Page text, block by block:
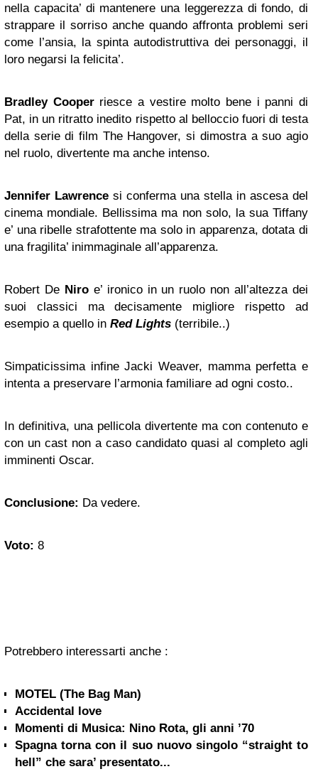
nella capacita’ di mantenere una leggerezza di fondo, di
strappare il sorriso anche quando affronta problemi seri
come l’ansia, la spinta autodistruttiva dei personaggi, il
loro negarsi la felicita’.
Bradley Cooperriesce a vestire molto bene i panni di
Pat, in un ritratto inedito rispetto al belloccio fuori di testa
della serie di film The Hangover, si dimostra a suo agio
nel ruolo, divertente ma anche intenso.
Jennifer Lawrence si conferma una stella in ascesa del
cinema mondiale. Bellissima ma non solo, la sua Tiffany
e’ una ribelle strafottente ma solo in apparenza, dotata di
una fragilita’ inimmaginale all’apparenza.
Robert De Niroe’ ironico in un ruolo non all’altezza dei
suoi classici ma decisamente migliore rispetto ad
esempio a quello in Red Lights (terribile..)
Simpaticissima infine Jacki Weaver, mamma perfetta e
intenta a preservare l’armonia familiare ad ogni costo..
In definitiva, una pellicola divertente ma con contenuto e
con un cast non a caso candidato quasi al completo agli
imminenti Oscar.
Conclusione: Da vedere.
Voto: 8
Potrebbero interessarti anche :
MOTEL (The Bag Man)
Accidental love
Momenti di Musica: Nino Rota, gli anni ’70
Spagna torna con il suo nuovo singolo “straight to
hell” che sara’ presentato...